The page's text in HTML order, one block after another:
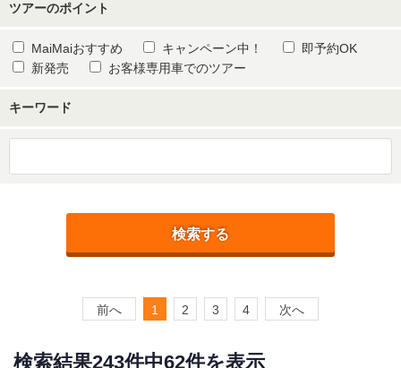
ツアーのポイント
MaiMaiおすすめ キャンペーン中！
即予約OK
新発売
お客様専用車でのツアー
キーワード
検索する
前へ 1 2 3 4 次へ
検索結果243件中62件を表示